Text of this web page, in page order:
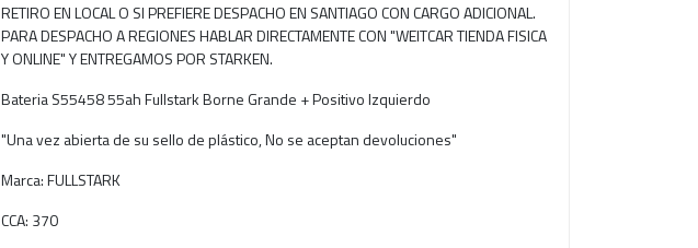
RETIRO EN LOCAL O SI PREFIERE DESPACHO EN SANTIAGO CON CARGO ADICIONAL.
PARA DESPACHO A REGIONES HABLAR DIRECTAMENTE CON "WEITCAR TIENDA FISICA
Y ONLINE" Y ENTREGAMOS POR STARKEN.
Bateria S55458 55ah Fullstark Borne Grande + Positivo Izquierdo
"Una vez abierta de su sello de plástico, No se aceptan devoluciones"
Marca: FULLSTARK
CCA: 370